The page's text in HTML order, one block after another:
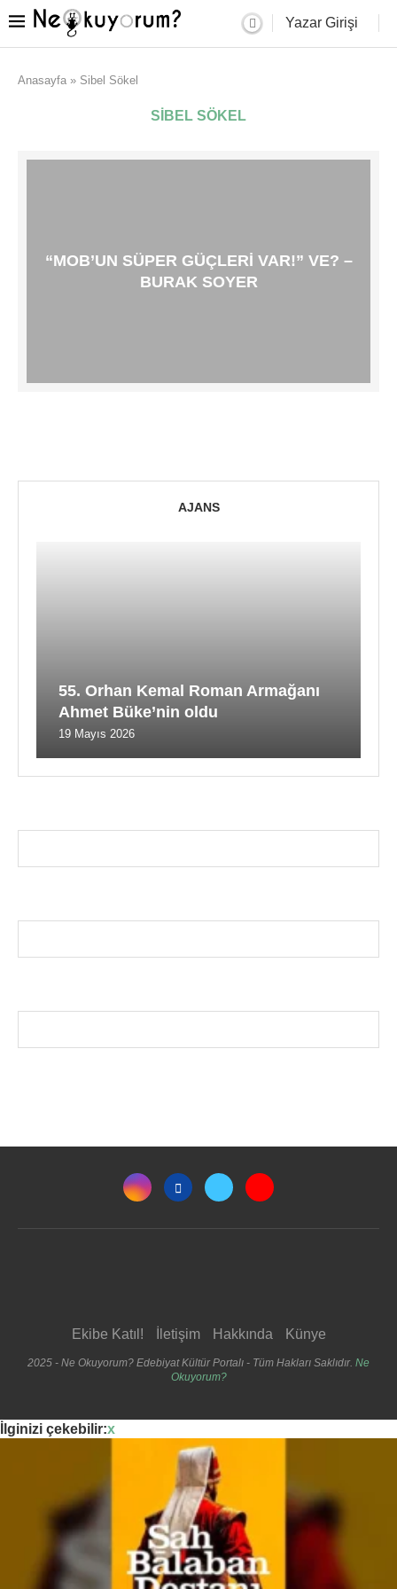
Yazar Girişi
Anasayfa » Sibel Sökel
SIBEL SÖKEL
“MOB’UN SÜPER GÜÇLERI VAR!” VE? –
BURAK SOYER
AJANS
55. Orhan Kemal Roman Armağanı
Ahmet Büke’nin oldu
19 Mayıs 2026
Ekibe Katıl! İletişim Hakkında Künye
2025 - Ne Okuyorum? Edebiyat Kültür Portalı - Tüm Hakları Saklıdır. Ne
Okuyorum?
İlginizi çekebilir:x